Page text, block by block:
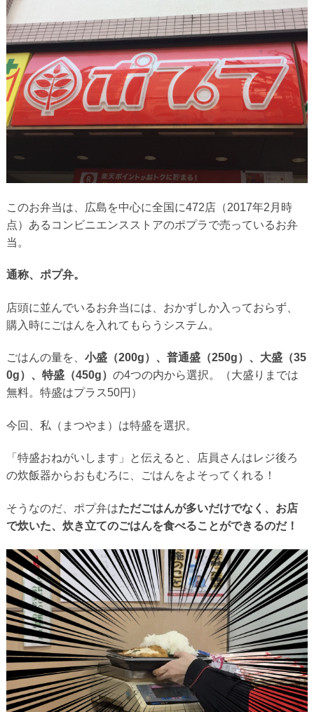
このお弁当は、広島を中心に全国に472店（2017年2月時
点）あるコンビニエンスストアのポプラで売っているお弁
当。
通称、ポプ弁。
店頭に並んでいるお弁当には、おかずしか入っておらず、
購入時にごはんを入れてもらうシステム。
ごはんの量を、 小盛（200g）、普通盛（250g）、大盛（35
0g）、特盛（450g） の4つの内から選択。（大盛りまでは
無料。特盛はプラス50円）
今回、私（まつやま）は特盛を選択。
「特盛おねがいします」と伝えると、店員さんはレジ後ろ
の炊飯器からおもむろに、ごはんをよそってくれる！
そうなのだ、ポプ弁はただごはんが多いだけでなく、お店
で炊いた、炊き立てのごはんを食べることができるのだ！